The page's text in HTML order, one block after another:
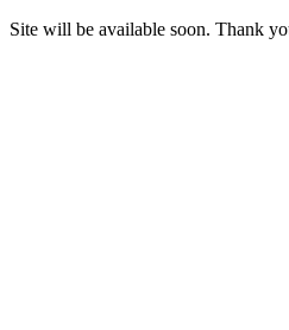
Site will be available soon. Thank